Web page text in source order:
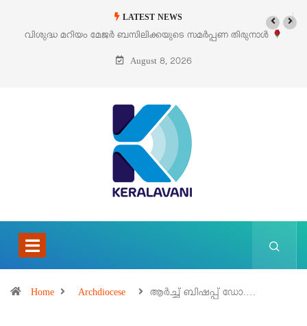
LATEST NEWS
തിരുനാൾ
‘പെറ്റൽസ്’ ലൈഫ് സ്റ്റൈൽ എക്സിബിഷനും
August 8, 2026
Home Archdiocese ആർച്ച് ബിഷപ്പ് ഡോ.…